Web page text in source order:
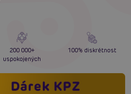
200 000+
uspokojených
100% diskrétnost